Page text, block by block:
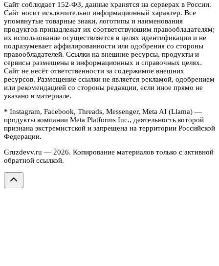
Сайт соблюдает 152-ФЗ, данные хранятся на серверах в России.
Сайт носит исключительно информационный характер. Все
упомянутые товарные знаки, логотипы и наименования
продуктов принадлежат их соответствующим правообладателям;
их использование осуществляется в целях идентификации и не
подразумевает аффилированности или одобрения со стороны
правообладателей. Ссылки на внешние ресурсы, продукты и
сервисы размещены в информационных и справочных целях.
Сайт не несёт ответственности за содержимое внешних
ресурсов. Размещение ссылки не является рекламой, одобрением
или рекомендацией со стороны редакции, если иное прямо не
указано в материале.
* Instagram, Facebook, Threads, Messenger, Meta AI (Llama) —
продукты компании Meta Platforms Inc., деятельность которой
признана экстремистской и запрещена на территории Российской
Федерации.
Gruzdevv.ru — 2026. Копирование материалов только с активной
обратной ссылкой.